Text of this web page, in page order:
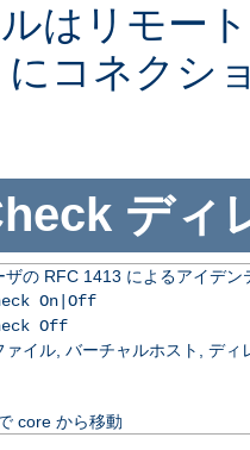
はリモー
コネクシ
ディ
ザの RFC 1413 によるアイデ
On|Off
Off
ァイル, バーチャルホスト, ディ
core から移動